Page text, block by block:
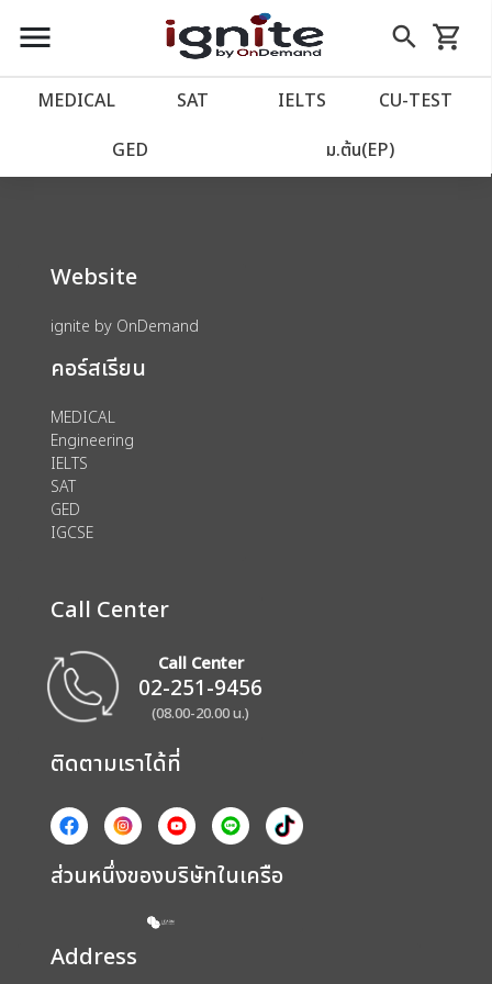
close
account_balance หน้าแรก
เว็บไซต์อิกไนท์
import_contacts วางแผนการเรียน
account_circle เข้าสู่ระบบ
assignment ลงทะเบียน
menu search
Skip
to
shopping_cart
รถเข็น
MEDICAL SAT IELTS CU‑TEST
GED ม.ต้น(EP)
We could not find anything for 80000875
Website
ignite by OnDemand
คอร์สเรียน
MEDICAL
Engineering
IELTS
SAT
GED
IGCSE
Call Center
Call Center
02-251-9456
(08.00-20.00 น.)
ติดตามเราได้ที่
ส่วนหนึ่งของบริษัทในเครือ
Address